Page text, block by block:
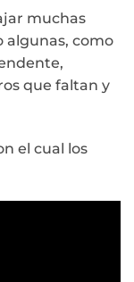
muchas
algunas, como
que faltan y
el cual los